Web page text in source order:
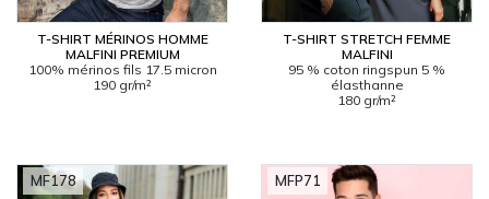
T-SHIRT MÉRINOS HOMME
MALFINI PREMIUM
100% mérinos fils 17.5 micron
190 gr/m²
T-SHIRT STRETCH FEMME
MALFINI
95 % coton ringspun 5 %
élasthanne
180 gr/m²
MF178 MFP71